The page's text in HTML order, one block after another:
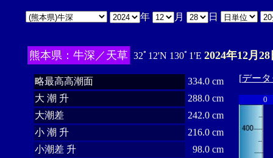
年 月 日
熊本県：牛深／天草 32ﾟ12'N 130ﾟ1'E 2024年12月
略最高高潮面
334.0 cm
大 潮 升
288.0 cm
大潮差
242.0 cm
小 潮 升
216.0 cm
小潮差 升
98.0 cm
[デー
0